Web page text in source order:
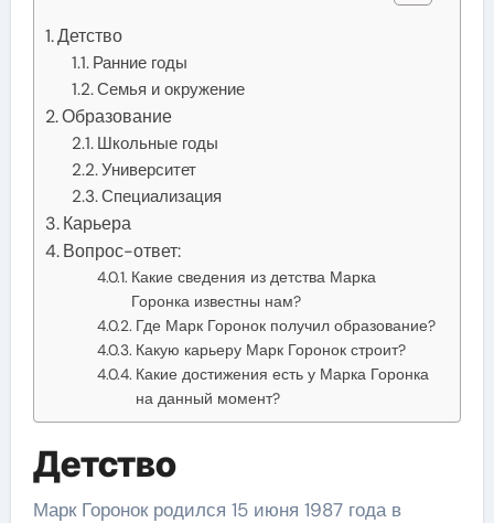
Детство
Ранние годы
Семья и окружение
Образование
Школьные годы
Университет
Специализация
Карьера
Вопрос-ответ:
Какие сведения из детства Марка
Горонка известны нам?
Где Марк Горонок получил образование?
Какую карьеру Марк Горонок строит?
Какие достижения есть у Марка Горонка
на данный момент?
Детство
Марк Горонок родился 15 июня 1987 года в